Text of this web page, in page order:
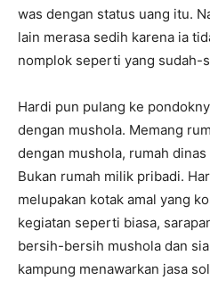
was dengan status uang itu.
lain merasa sedih karena ia
nomplok seperti yang sudah-
Hardi pun pulang ke
dengan mushola. Memang
dengan mushola, rumah
Bukan rumah milik pribadi.
melupakan kotak amal yang
kegiatan seperti biasa,
bersih-bersih mushola dan
kampung menawarkan jasa